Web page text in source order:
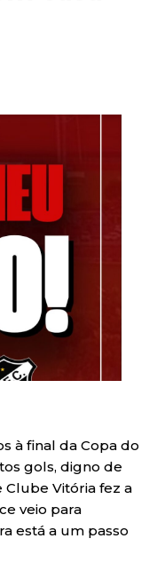
à final da Copa do
gols, digno de
Clube Vitória fez a
veio para
está a um passo